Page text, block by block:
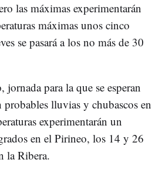
las máximas experimentarán
máximas unos cinco
se pasará a los no más de 30
jornada para la que se esperan
lluvias y chubascos en
experimentarán un
en el Pirineo, los 14 y 26
la Ribera.